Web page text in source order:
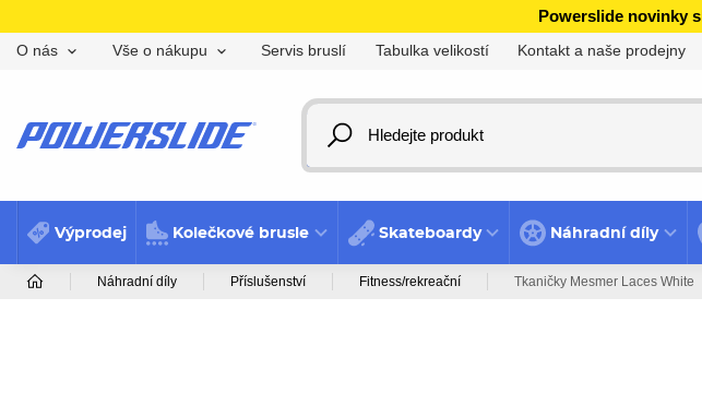
Powerslide novinky
O nás Vše o nákupu Servis bruslí Tabulka velikostí Kontakt a naše prodejny
Výprodej Kolečkové brusle Skateboardy Náhradní díly
Náhradní díly Příslušenství Fitness/rekreační Tkaničky Mesmer Laces White